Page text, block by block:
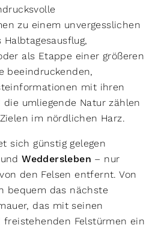
zu einem unvergesslichen
als Etappe einer größeren
beeindruckenden,
mit ihren
umliegende Natur zählen
im nördlichen Harz.
sich günstig gelegen
undWeddersleben – nur
den Felsen entfernt. Von
bequem das nächste
das mit seinen
freistehenden Felstürmen ein